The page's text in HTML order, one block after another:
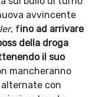
avvincente
, fino ad arrivare
della droga
il suo
mancheranno
con